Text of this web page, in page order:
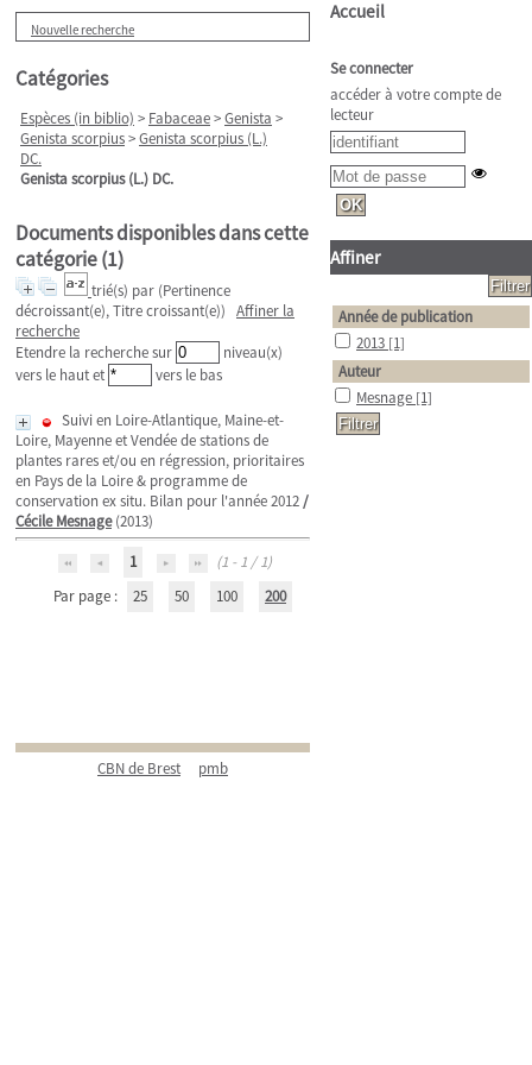
Nouvelle recherche
Catégories
Espèces (in biblio) > Fabaceae>Genista >
Genista scorpius>Genista scorpius (L.)
DC.
Genista scorpius (L.) DC.
Documents disponibles dans cette
catégorie (1)
trié(s) par (Pertinence
décroissant(e), Titre croissant(e)) Affiner la
recherche
Etendre la recherche sur
niveau(x)
vers le haut et
vers le bas
Suivi en Loire-Atlantique, Maine-et-
Loire, Mayenne et Vendée de stations de
plantes rares et/ou en régression, prioritaires
en Pays de la Loire & programme de
conservation ex situ. Bilan pour l'année 2012/
Cécile Mesnage(2013)
1
(1 - 1 / 1)
Par page :
25 50 100 200
CBN de Brest pmb
Accueil
Se connecter
accéder à votre compte de
lecteur
Affiner
Année de publication
2013 [1]
Auteur
Mesnage [1]